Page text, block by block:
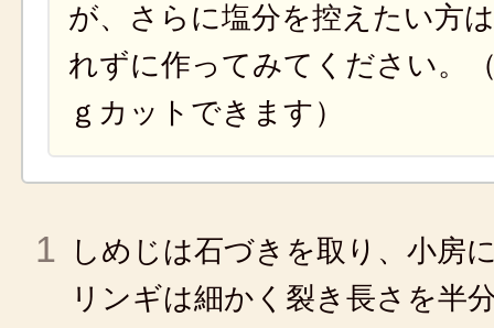
が、さらに塩分を控えたい方
れずに作ってみてください。
ｇカットできます）
1
しめじは石づきを取り、小房
リンギは細かく裂き長さを半